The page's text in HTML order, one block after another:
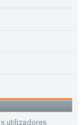
utilizadores